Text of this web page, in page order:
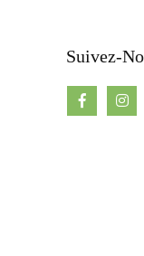
Suivez-